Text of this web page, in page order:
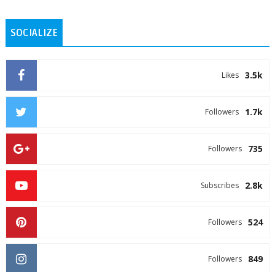
SOCIALIZE
3.5k
Likes
1.7k
Followers
735
Followers
2.8k
Subscribes
524
Followers
849
Followers